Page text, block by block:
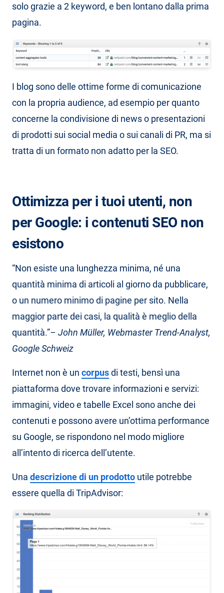
solo grazie a 2 keyword, e ben lontano dalla prima
pagina.
I blog sono delle ottime forme di comunicazione
con la propria audience, ad esempio per quanto
concerne la condivisione di news o presentazioni
di prodotti sui social media o sui canali di PR, ma si
tratta di un formato non adatto per la SEO.
Ottimizza per i tuoi utenti, non
per Google: i contenuti SEO non
esistono
“Non esiste una lunghezza minima, né una
quantità minima di articoli al giorno da pubblicare,
o un numero minimo di pagine per sito. Nella
maggior parte dei casi, la qualità è meglio della
quantità.”– John Müller, Webmaster Trend-Analyst,
Google Schweiz
Internet non è un corpusdi testi, bensì una
piattaforma dove trovare informazioni e servizi:
immagini, video e tabelle Excel sono anche dei
contenuti e possono avere un’ottima performance
su Google, se rispondono nel modo migliore
all’intento di ricerca dell’utente.
Una descrizione di un prodotto utile potrebbe
essere quella di TripAdvisor: